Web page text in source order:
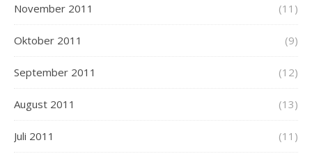
November 2011 (11)
Oktober 2011 (9)
September 2011 (12)
August 2011 (13)
Juli 2011 (11)